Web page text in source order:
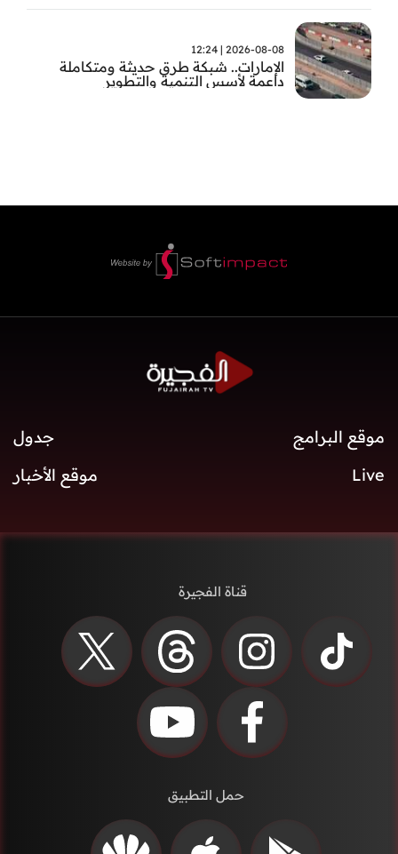
2026-08-08 | 12:24
الإمارات.. شبكة طرق حديثة ومتكاملة
داعمة لأسس التنمية والتطوير
موقع البرامج
جدول
Live
موقع الأخبار
قناة الفجيرة
حمل التطبيق